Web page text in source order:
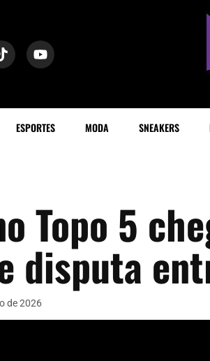
ESPORTES MODA SNEAKERS
Topo 5
disputa
de 2026